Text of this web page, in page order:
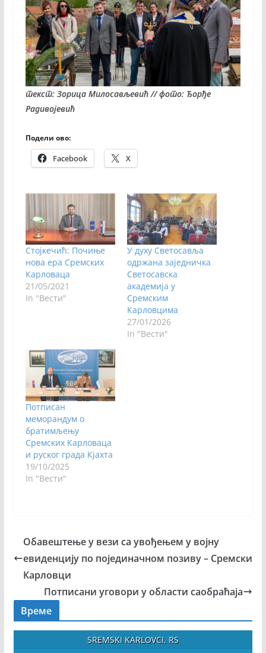
текст: Зорица Милосављевић // фото: Ђорђе
Радивојевић
Подели ово:
Facebook X
Стојкечић: Почиње
нова ера Сремских
Карловаца
21/05/2021
In "Вести"
У духу Светосавља
одржана заједничка
Светосавска
академија у
Сремским
Карловцима
27/01/2026
In "Вести"
Потписан
меморандум о
братимљењу
Сремских Карловаца
и руског града Кјахта
19/10/2025
In "Вести"
Обавештење у вези са увођењем у војну
евиденцију по појединачном позиву – Сремски
Карловци
Потписани уговори у области саобраћаја
Време
SREMSKI KARLOVCI, RS